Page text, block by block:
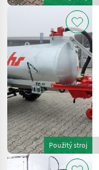
Použitý stroj